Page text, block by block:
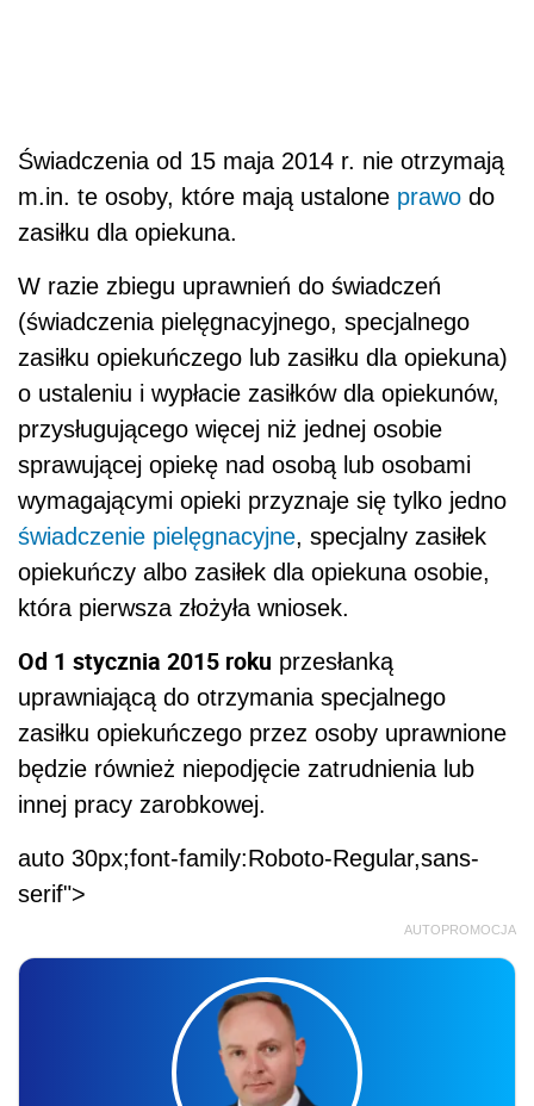
Świadczenia od 15 maja 2014 r. nie otrzymają
m.in. te osoby, które mają ustalone prawo do
zasiłku dla opiekuna.
W razie zbiegu uprawnień do świadczeń
(świadczenia pielęgnacyjnego, specjalnego
zasiłku opiekuńczego lub zasiłku dla opiekuna)
o ustaleniu i wypłacie zasiłków dla opiekunów,
przysługującego więcej niż jednej osobie
sprawującej opiekę nad osobą lub osobami
wymagającymi opieki przyznaje się tylko jedno
świadczenie pielęgnacyjne, specjalny zasiłek
opiekuńczy albo zasiłek dla opiekuna osobie,
która pierwsza złożyła wniosek.
Od 1 stycznia 2015 roku przesłanką
uprawniającą do otrzymania specjalnego
zasiłku opiekuńczego przez osoby uprawnione
będzie również niepodjęcie zatrudnienia lub
innej pracy zarobkowej.
auto 30px;font-family:Roboto-Regular,sans-
serif">
AUTOPROMOCJA